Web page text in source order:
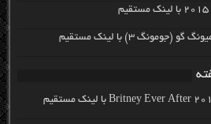
۳) با لینک مستقیم